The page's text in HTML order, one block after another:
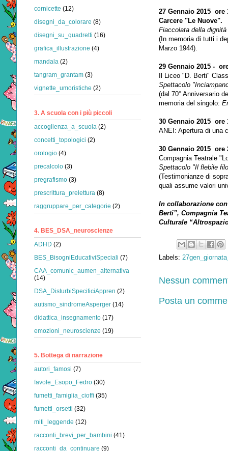
27 Gennaio 2015 ore
Carcere "Le Nuove".
Fiaccolata della dignità
(In memoria di tutti i
Marzo 1944).
29 Gennaio 2015 -
Il Liceo "D. Berti"
Spettacolo
(dal 70° Anniversario
memoria del singolo:
30 Gennaio 2015
ANEI: Apertura di una
30 Gennaio 2015
Compagnia Teatrale
Spettacolo "Il flebile
(Testimonianze di
quali assume valori
In collaborazione
Berti”, Compagnia
Culturale
Labels:
Nessun
Posta un
cornicette (12)
disegni_da_colorare (8)
disegni_su_quadretti (16)
grafica_illustrazione (4)
mandala (2)
tangram_grantam (3)
vignette_umoristiche (2)
3. A scuola con i più piccoli
accoglienza_a_scuola (2)
concetti_topologici (2)
orologio (4)
precalcolo (3)
pregrafismo (3)
prescrittura_prelettura (8)
raggruppare_per_categorie (2)
4. BES_DSA_neuroscienze
ADHD (2)
BES_BisogniEducativiSpeciali (7)
CAA_comunic_aumen_alternativa
(14)
DSA_DisturbiSpecificiAppren (2)
autismo_sindromeAsperger (14)
didattica_insegnamento (17)
emozioni_neuroscienze (19)
5. Bottega di narrazione
autori_famosi (7)
favole_Esopo_Fedro (30)
fumetti_famiglia_cioffi (35)
fumetti_orsetti (32)
miti_leggende (12)
racconti_brevi_per_bambini (41)
racconti_da_continuare (9)